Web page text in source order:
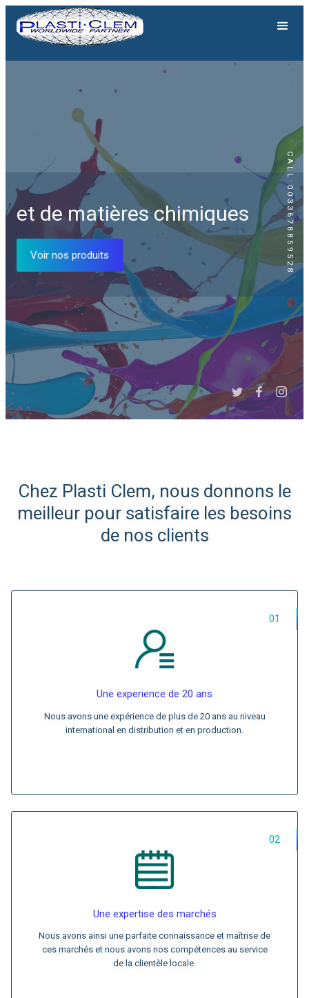
CALL:0033678859528
et de matières chimiques
Voir nos produits
Expert Afrique du Nord et
de l'Ouest
plastiques...
Génération solaire
Equipements solaires
Voir nos produits
Chez Plasti Clem, nous donnons le
meilleur pour satisfaire les besoins
de nos clients
01
Une experience de 20 ans
Nous avons une expérience de plus de 20 ans au niveau
international en distribution et en production.
02
Une expertise des marchés
Nous avons ainsi une parfaite connaissance et maîtrise de
ces marchés et nous avons nos compétences au service
de la clientèle locale.